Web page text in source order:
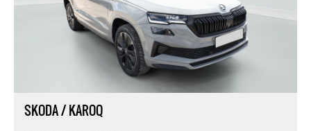
SKODA / KAROQ